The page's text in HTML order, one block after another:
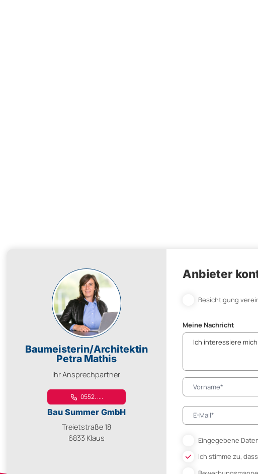
Baumeisterin/Architektin
Petra Mathis
Ihr Ansprechpartner
0552. ....
Bau Summer GmbH
Treietstraße 18
6833 Klaus
Anbieter
Besichtigung
Meine Nachricht
Eingegebene
Ich stimme zu,